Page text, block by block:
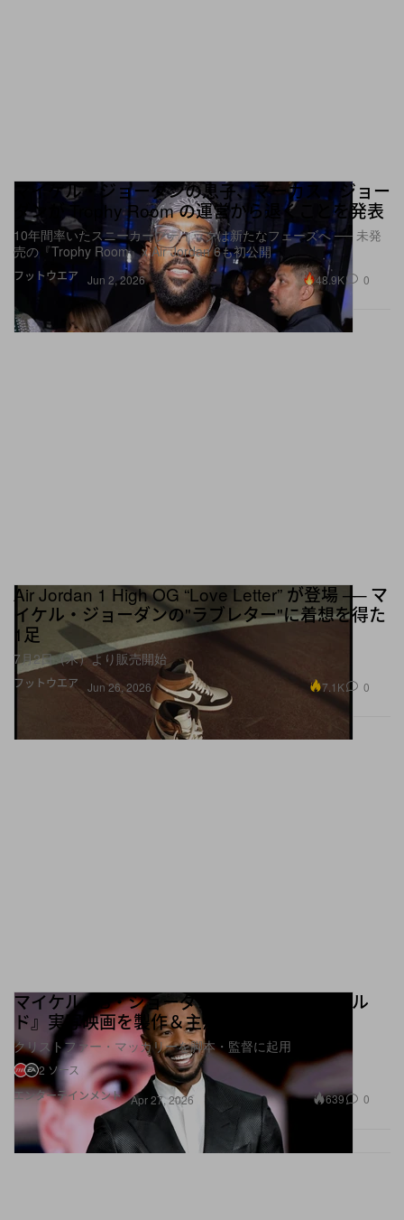
フットウエア
マイケル・ジョーダンの息子、マーカス・ジョー
ダンが Trophy Room の運営から退くことを発表
10年間率いたスニーカーブティックは新たなフェーズへ ── 未発
売の『Trophy Room』x Air Jordan 6も初公開
Jun 2, 2026 48.9K 0
フットウエア
Air Jordan 1 High OG “Love Letter” が登場 ── マ
イケル・ジョーダンの"ラブレター"に着想を得た
1足
7月2日（木）より販売開始
Jun 26, 2026 7.1K 0
エンターテインメント
マイケル・B・ジョーダンが『バトルフィール
ド』実写映画を製作＆主演か
クリストファー・マッカリーを脚本・監督に起用
2 ソース
Apr 27, 2026
639 0